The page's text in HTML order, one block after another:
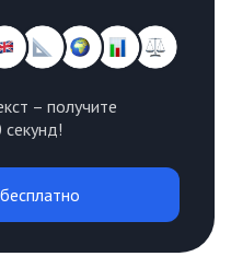
– получите